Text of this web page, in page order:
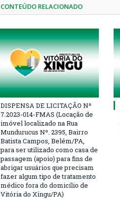
CONTEÚDO RELACIONADO
DISPENSA DE LICITAÇÃO Nº
7.2023-014-FMAS (Locação de
imóvel localizado na Rua
Mundurucus Nº. 2395, Bairro
Batista Campos, Belém/PA,
para ser utilizado como casa de
passagem (apoio) para fins de
abrigar usuários que precisam
fazer algum tipo de tratamento
médico fora do domicílio de
Vitória do Xingu/PA)